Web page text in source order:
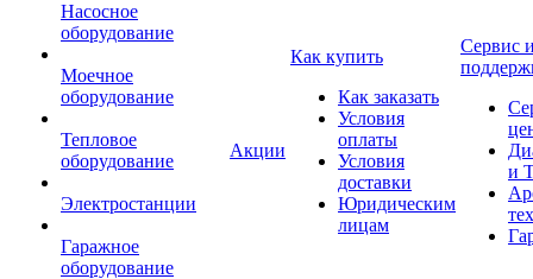
Насосное
оборудование
Моечное
оборудование
Тепловое
оборудование
Электростанции
Гаражное
оборудование
Акции
Как купить
Как заказать
Условия
оплаты
Условия
доставки
Юридическим
лицам
Сервис
и